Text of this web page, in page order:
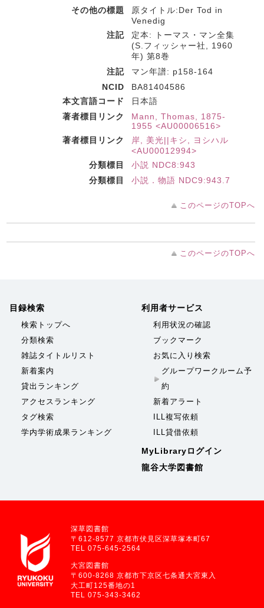
その他の標題
原タイトル:Der Tod in
Venedig
注記
定本: トーマス・マン全集
(S.フィッシャー社, 1960
年) 第8巻
注記
マン年譜: p158-164
NCID
BA81404586
本文言語コード
日本語
著者標目リンク
Mann, Thomas, 1875-
1955 <AU00006516>
著者標目リンク
岸, 美光||キシ, ヨシハル
<AU00012994>
分類標目
小説 NDC8:943
分類標目
小説．物語 NDC9:943.7
このページのTOPへ
このページのTOPへ
目録検索
検索トップへ
分類検索
雑誌タイトルリスト
新着案内
貸出ランキング
アクセスランキング
タグ検索
学内学術成果ランキング
利用者サービス
利用状況の確認
ブックマーク
お気に入り検索
グループワークルーム予
約
新着アラート
ILL複写依頼
ILL貸借依頼
MyLibraryログイン
龍谷大学図書館
深草図書館
〒612-8577 京都市伏見区深草塚本町67
TEL 075-645-2564
大宮図書館
〒600-8268 京都市下京区七条通大宮東入
大工町125番地の1
TEL 075-343-3462